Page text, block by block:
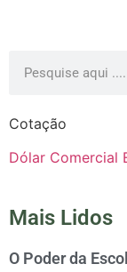
Cotação
Dólar Comercial
Mais Lidos
O Poder da